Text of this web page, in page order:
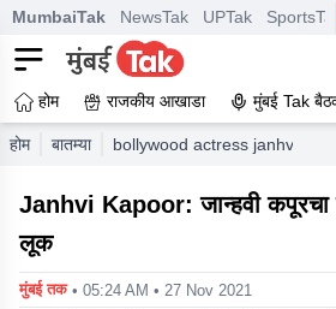
MumbaiTak NewsTak UPTak
होम राजकीय आखाडा मुंबई Tak
होम बातम्या bollywood actress janhvi
Janhvi Kapoor: जान्हवी कपूरचा
लूक
मुंबई तक • 05:24 AM • 27 Nov 2021